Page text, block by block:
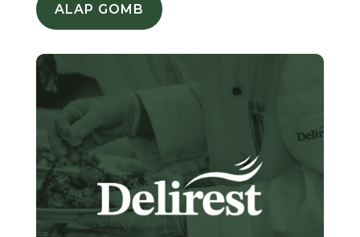
ALAP GOMB